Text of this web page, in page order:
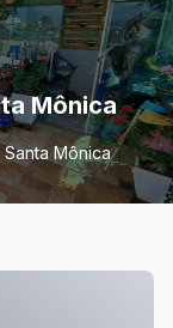
Mônica
Mônica